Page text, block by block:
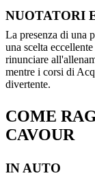
NUOTATORI
La presenza di una
una scelta
rinunciare
mentre i corsi di
divertente.
COME
CAVOUR
IN AUTO